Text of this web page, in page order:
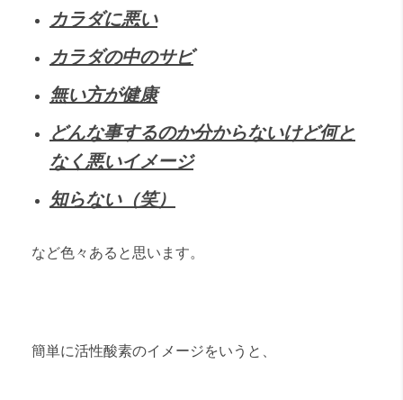
カラダに悪い
カラダの中のサビ
無い方が健康
どんな事するのか分からないけど何と
なく悪いイメージ
知らない（笑）
など色々あると思います。
簡単に活性酸素のイメージをいうと、